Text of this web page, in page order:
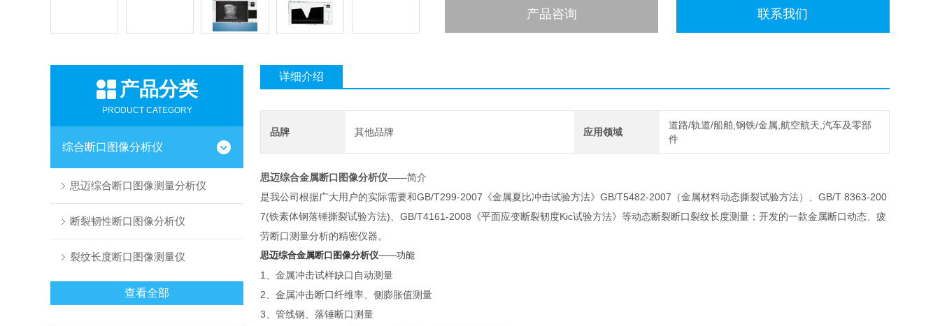
产品咨询 联系我们
产品分类
PRODUCT CATEGORY
综合断口图像分析仪
思迈综合断口图像测量分析仪
断裂韧性断口图像分析仪
裂纹长度断口图像测量仪
查看全部
详细介绍
品牌 其他品牌 应用领域
道路/轨道/船舶,钢铁/金属,航空航天,汽车及零部
件
思迈综合金属断口图像分析仪——简介
是我公司根据广大用户的实际需要和GB/T299-2007《金属夏比冲击试验方法》GB/T5482-2007（金属材料动态撕裂试验方法）、GB/T 8363-200
7(铁素体钢落锤撕裂试验方法)、GB/T4161-2008《平面应变断裂韧度Kic试验方法》等动态断裂断口裂纹长度测量；开发的一款金属断口动态、疲
劳断口测量分析的精密仪器。
思迈综合金属断口图像分析仪——功能
1、金属冲击试样缺口自动测量
2、金属冲击断口纤维率、侧膨胀值测量
3、管线钢、落锤断口测量